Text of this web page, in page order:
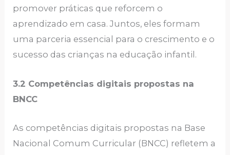
promover práticas que reforcem o
aprendizado em casa. Juntos, eles formam
uma parceria essencial para o crescimento e o
sucesso das crianças na educação infantil.
3.2 Competências digitais propostas na
BNCC
As competências digitais propostas na Base
Nacional Comum Curricular (BNCC) refletem a